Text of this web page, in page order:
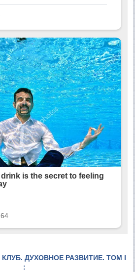
ДУХОВНОЕ РАЗВИТИЕ. ТОМ I
: